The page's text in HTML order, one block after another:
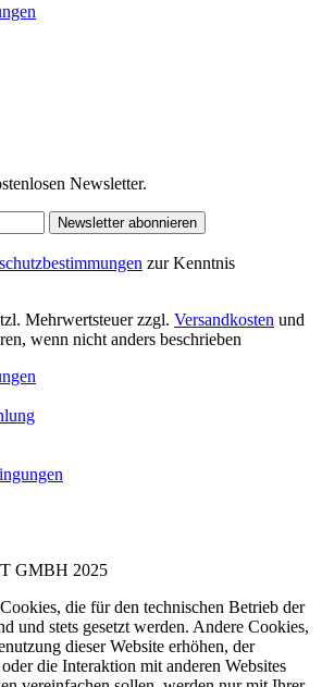
Newsletter.
Newsletter abonnieren
zur Kenntnis
Mehrwertsteuer zzgl. Versandkosten und
wenn nicht anders beschrieben
GMBH 2025
die für den technischen Betrieb der
und stets gesetzt werden. Andere Cookies,
dieser Website erhöhen, der
die Interaktion mit anderen Websites